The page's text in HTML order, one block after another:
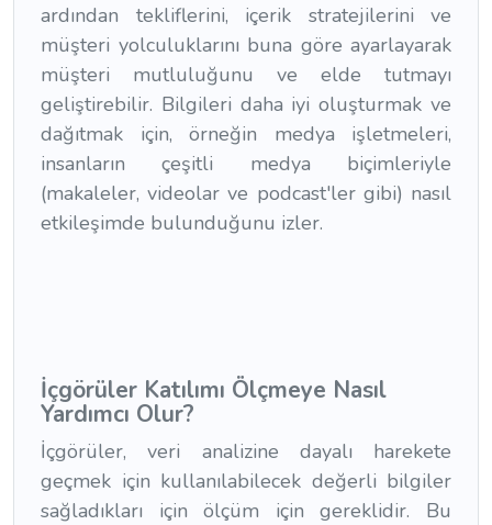
ardından tekliflerini, içerik stratejilerini ve
müşteri yolculuklarını buna göre ayarlayarak
müşteri mutluluğunu ve elde tutmayı
geliştirebilir. Bilgileri daha iyi oluşturmak ve
dağıtmak için, örneğin medya işletmeleri,
insanların çeşitli medya biçimleriyle
(makaleler, videolar ve podcast'ler gibi) nasıl
etkileşimde bulunduğunu izler.
İçgörüler Katılımı Ölçmeye Nasıl
Yardımcı Olur?
İçgörüler, veri analizine dayalı harekete
geçmek için kullanılabilecek değerli bilgiler
sağladıkları için ölçüm için gereklidir. Bu